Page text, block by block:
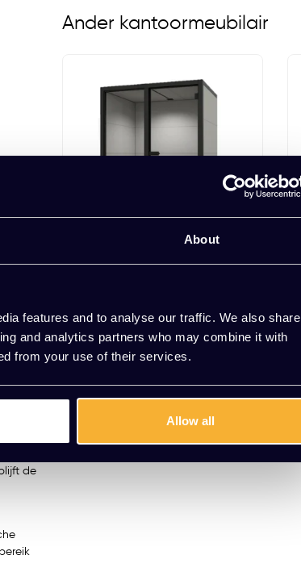
About
features and to analyse our traffic. We also share
and analytics partners who may combine it with
from your use of their services.
Allow all
als
tot
cm
de
Ander kantoormeubilair
EUR 9.300,00 Excl. btw
(11.253,00 Incl. btw)
Meerdere varianten beschikbaar